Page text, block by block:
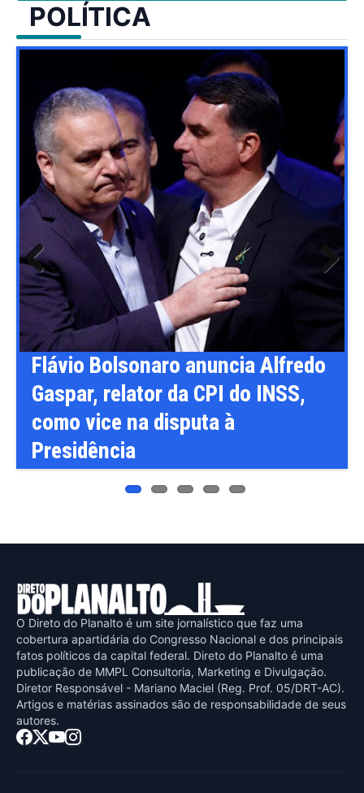
POLÍTICA
Alfredo
INSS,
Câmara pode votar
provisórias e projetos
agronegócio na próxima
Previ
ous
Next
O Direto do Planalto é um site jornalístico que faz uma
cobertura apartidária do Congresso Nacional e dos principais
fatos políticos da capital federal. Direto do Planalto é uma
publicaçāo de MMPL Consultoria, Marketing e Divulgaçāo.
Diretor Responsável - Mariano Maciel (Reg. Prof. 05/DRT-AC).
Artigos e matérias assinados sāo de responsabilidade de seus
autores.